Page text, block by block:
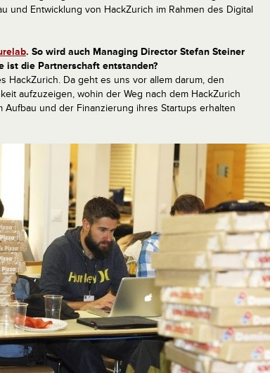
und Entwicklung von HackZurich im Rahmen des Digital
. So wird auch Managing Director Stefan Steiner
ist die Partnerschaft entstanden?
HackZurich. Da geht es uns vor allem darum, den
aufzuzeigen, wohin der Weg nach dem HackZurich
und der Finanzierung ihres Startups erhalten